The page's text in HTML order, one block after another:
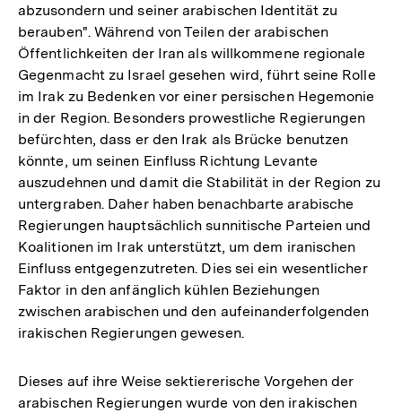
abzusondern und seiner arabischen Identität zu
berauben". Während von Teilen der arabischen
Öffentlichkeiten der Iran als willkommene regionale
Gegenmacht zu Israel gesehen wird, führt seine Rolle
im Irak zu Bedenken vor einer persischen Hegemonie
in der Region. Besonders prowestliche Regierungen
befürchten, dass er den Irak als Brücke benutzen
könnte, um seinen Einfluss Richtung Levante
auszudehnen und damit die Stabilität in der Region zu
untergraben. Daher haben benachbarte arabische
Regierungen hauptsächlich sunnitische Parteien und
Koalitionen im Irak unterstützt, um dem iranischen
Einfluss entgegenzutreten. Dies sei ein wesentlicher
Faktor in den anfänglich kühlen Beziehungen
zwischen arabischen und den aufeinanderfolgenden
irakischen Regierungen gewesen.
Dieses auf ihre Weise sektiererische Vorgehen der
arabischen Regierungen wurde von den irakischen